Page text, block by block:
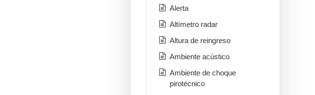
Alerta
Altímetro radar
Altura de reingreso
Ambiente acústico
Ambiente de choque
pirotécnico